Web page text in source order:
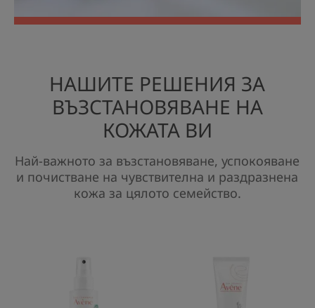
НАШИТЕ РЕШЕНИЯ ЗА
ВЪЗСТАНОВЯВАНЕ НА
КОЖАТА ВИ
Най-важното за възстановяване, успокояване
и почистване на чувствителна и раздразнена
кожа за цялото семейство.
КРЕМ